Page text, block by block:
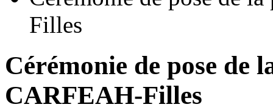
Filles
Cérémonie de pose de
CARFEAH-Filles